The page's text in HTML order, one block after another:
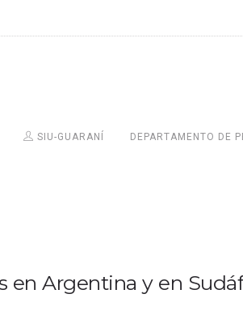
SIU-GUARANÍ DEPARTAMENTO DE
en Argentina y en